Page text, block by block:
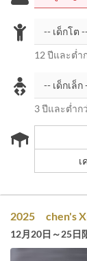
12 ปีและต่ำ
3 ปีและต่ำก
เ
2025 chen's
12月20日～25日